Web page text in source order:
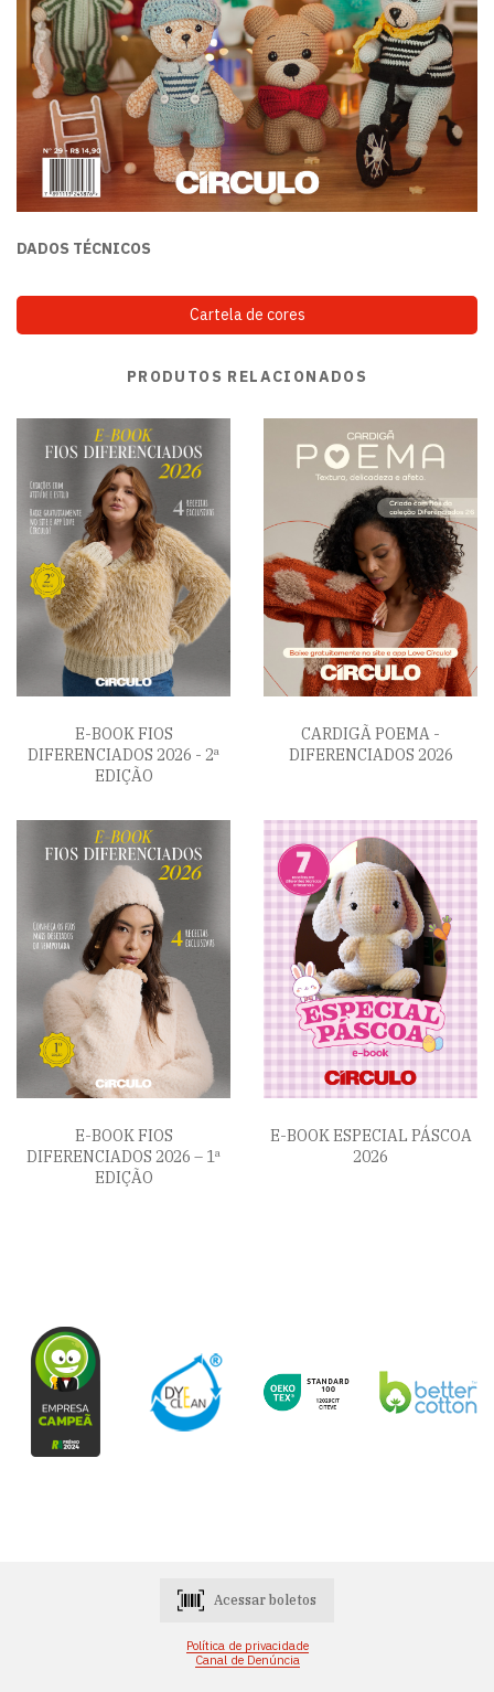
DADOS TÉCNICOS
Cartela de cores
PRODUTOS RELACIONADOS
E-BOOK FIOS
DIFERENCIADOS 2026 - 2ª
EDIÇÃO
CARDIGÃ POEMA -
DIFERENCIADOS 2026
E-BOOK FIOS
DIFERENCIADOS 2026 – 1ª
EDIÇÃO
E-BOOK ESPECIAL PÁSCOA
2026
Acessar boletos
Política de privacidade
Canal de Denúncia